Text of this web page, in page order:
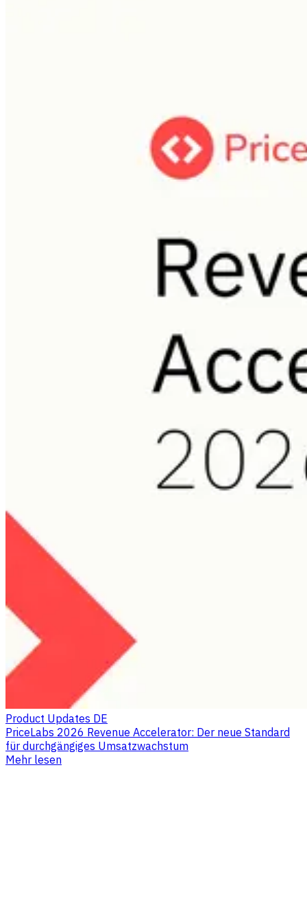
Product Updates DE
PriceLabs 2026 Revenue Accelerator: Der neue Standard
für durchgängiges Umsatzwachstum
Mehr lesen